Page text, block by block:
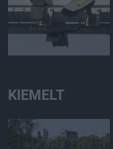
KIEMELT